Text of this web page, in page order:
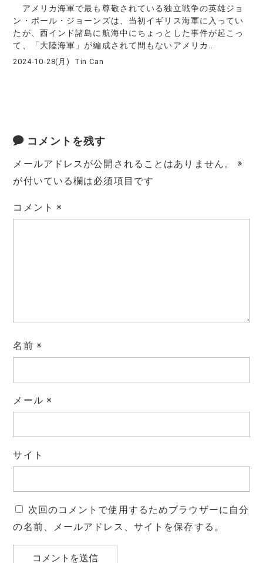
アメリカ海軍で最も尊敬されている独立戦争の英雄ジョ
ン・ポール・ジョーンズは、当初イギリス海軍に入ってい
たが、西インド諸島に航海中にちょっとした事件が起こっ
て、「大陸海軍」が編成されて間もないアメリカ...
2024-10-28(月) Tin Can
コメントを残す
メールアドレスが公開されることはありません。
※
が付いている欄は必須項目です
コメント※
名前 ※
メール ※
サイト
次回のコメントで使用するためブラウザーに自分
の名前、メールアドレス、サイトを保存する。